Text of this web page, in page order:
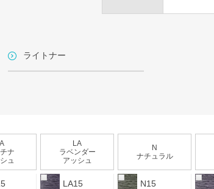
ライトナー
ナ
ュ
LA
ラベンダー
アッシュ
N
ナチュラル
LA15 N15